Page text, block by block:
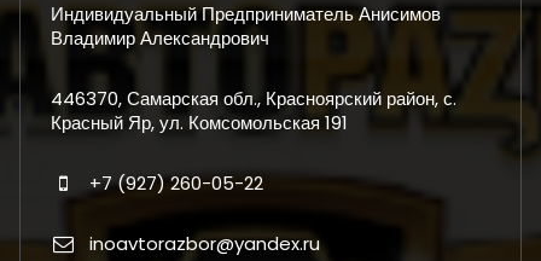
Индивидуальный Предприниматель Анисимов
Владимир Александрович
446370, Самарская обл., Красноярский район, с.
Красный Яр, ул. Комсомольская 191
+7 (927) 260-05-22
inoavtorazbor@yandex.ru